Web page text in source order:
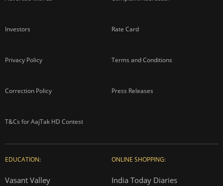
Investors Rate Card
Privacy Policy Terms and Conditions
Correction Policy Press Releases
T&Cs for AajTak HD Contest
EDUCATION:
Vasant Valley
ONLINE SHOPPING:
India Today Diaries